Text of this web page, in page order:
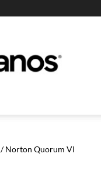
/ Norton Quorum VI